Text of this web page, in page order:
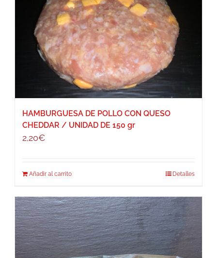
HAMBURGUESA DE POLLO CON QUESO
CHEDDAR / UNIDAD DE 150 gr
2,20€
Añadir al carrito Detalles